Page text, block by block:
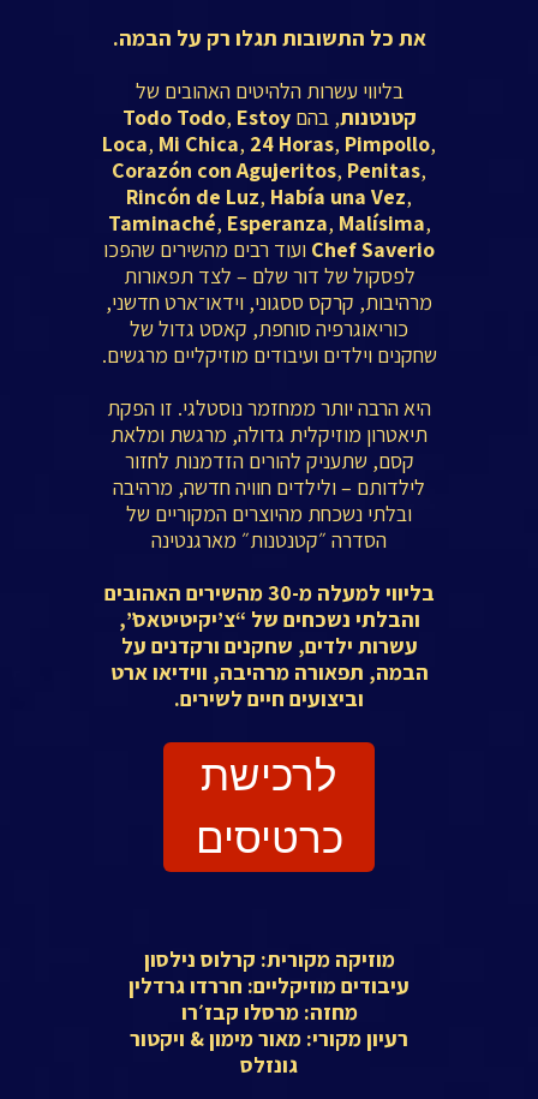
את כל התשובות תגלו רק על הבמה.
בליווי עשרות הלהיטים האהובים של
קטנטנות, בהם Todo Todo, Estoy
Loca, Mi Chica, 24 Horas, Pimpollo,
Corazón con Agujeritos, Penitas,
Rincón de Luz, Había una Vez,
Taminaché, Esperanza, Malísima,
Chef Saverio ועוד רבים מהשירים שהפכו
לפסקול של דור שלם – לצד תפאורות
מרהיבות, קרקס ססגוני, וידאו־ארט חדשני,
כוריאוגרפיה סוחפת, קאסט גדול של
שחקנים וילדים ועיבודים מוזיקליים מרגשים.
היא הרבה יותר ממחזמר נוסטלגי. זו הפקת
תיאטרון מוזיקלית גדולה, מרגשת ומלאת
קסם, שתעניק להורים הזדמנות לחזור
לילדותם – ולילדים חוויה חדשה, מרהיבה
ובלתי נשכחת מהיוצרים המקוריים של
הסדרה ״קטנטנות״ מארגנטינה
בליווי למעלה מ-30 מהשירים האהובים
והבלתי נשכחים של “צ’יקיטיטאס”,
עשרות ילדים, שחקנים ורקדנים על
הבמה, תפאורה מרהיבה, ווידיאו ארט
וביצועים חיים לשירים.
לרכישת
כרטיסים
מוזיקה מקורית: קרלוס נילסון
עיבודים מוזיקליים: חררדו גרדלין
מחזה: מרסלו קבז׳רו
רעיון מקורי: מאור מימון & ויקטור
גונזלס